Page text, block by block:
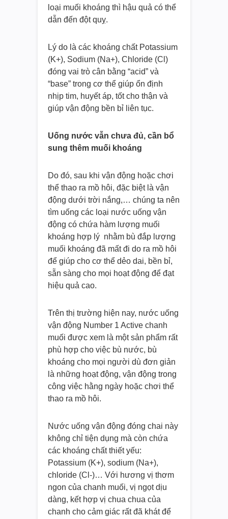
loại muối khoáng thì hậu quả có thể
dẫn đến đột quỵ.
Lý do là các khoáng chất Potassium
(K+), Sodium (Na+), Chloride (Cl)
đóng vai trò cân bằng “acid” và
“base” trong cơ thể giúp ổn định
nhịp tim, huyết áp, tốt cho thận và
giúp vận động bền bỉ liên tục.
Uống nước vẫn chưa đủ, cần bổ
sung thêm muối khoáng
Do đó, sau khi vận động hoặc chơi
thể thao ra mồ hôi, đặc biệt là vận
động dưới trời nắng,… chúng ta nên
tìm uống các loại nước uống vận
động có chứa hàm lượng muối
khoáng hợp lý nhằm bù đắp lượng
muối khoáng đã mất đi do ra mồ hôi
để giúp cho cơ thể dẻo dai, bền bỉ,
sẵn sàng cho mọi hoạt động để đạt
hiệu quả cao.
Trên thị trường hiện nay, nước uống
vận động Number 1 Active chanh
muối được xem là một sản phẩm rất
phù hợp cho việc bù nước, bù
khoáng cho mọi người dù đơn giản
là những hoạt động, vận động trong
công việc hằng ngày hoặc chơi thể
thao ra mồ hôi.
Nước uống vận động đóng chai này
không chỉ tiện dụng mà còn chứa
các khoáng chất thiết yếu:
Potassium (K+), sodium (Na+),
chloride (Cl-)… Với hương vị thơm
ngon của chanh muối, vị ngọt dịu
dàng, kết hợp vị chua chua của
chanh cho cảm giác rất đã khát để